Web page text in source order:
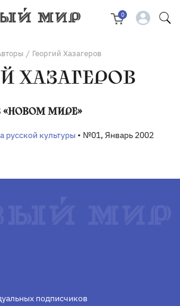
0
/ Георгий Хазагеров
ХАЗАГЕРОВ
«НОВОМ МИРЕ»
русской культуры • №01, Январь 2002
подписчиков